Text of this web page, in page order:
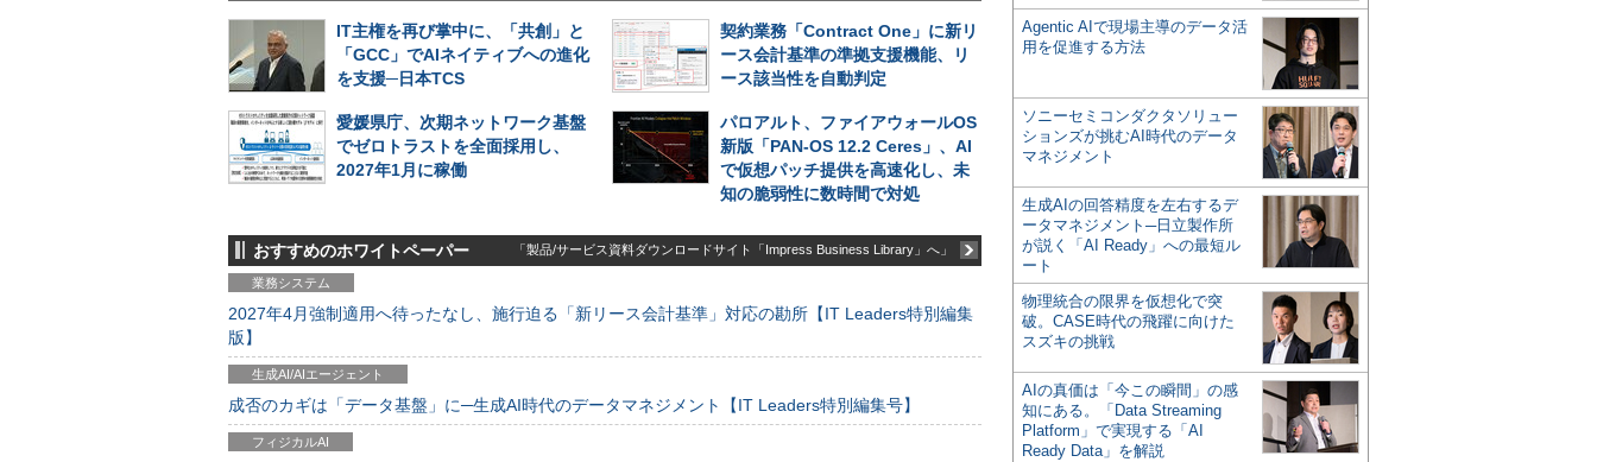
IT主権を再び掌中に、「共創」と
「GCC」でAIネイティブへの進化
を支援─日本TCS
契約業務「Contract One」に新リ
ース会計基準の準拠支援機能、リ
ース該当性を自動判定
愛媛県庁、次期ネットワーク基盤
でゼロトラストを全面採用し、
2027年1月に稼働
パロアルト、ファイアウォールOS
新版「PAN-OS 12.2 Ceres」、AI
で仮想パッチ提供を高速化し、未
知の脆弱性に数時間で対処
おすすめのホワイトペーパー 「製品/サービス資料ダウンロードサイト「Impress Business Library」へ」
業務システム
2027年4月強制適用へ待ったなし、施行迫る「新リース会計基準」対応の勘所【IT Leaders特別編集
版】
生成AI/AIエージェント
成否のカギは「データ基盤」に─生成AI時代のデータマネジメント【IT Leaders特別編集号】
フィジカルAI
Agentic AIで現場主導のデータ活
用を促進する方法
ソニーセミコンダクタソリュー
ションズが挑むAI時代のデータ
マネジメント
生成AIの回答精度を左右するデ
ータマネジメント─日立製作所
が説く「AI Ready」への最短ル
ート
物理統合の限界を仮想化で突
破。CASE時代の飛躍に向けた
スズキの挑戦
AIの真価は「今この瞬間」の感
知にある。「Data Streaming
Platform」で実現する「AI
Ready Data」を解説